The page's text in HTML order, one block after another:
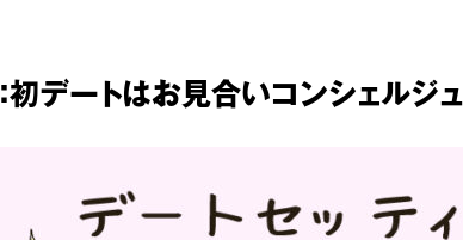
初デートはお見合いコンシェルジ